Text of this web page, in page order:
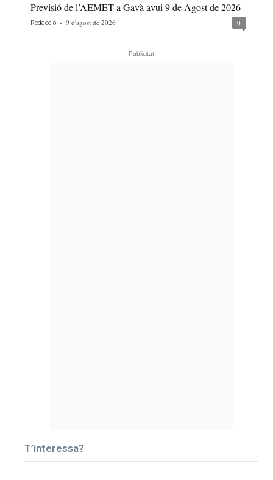
Previsió de l’AEMET a Gavà avui 9 de Agost de 2026
Redacció - 9 d'agost de 2026 0
- Publicitat -
T’interessa?